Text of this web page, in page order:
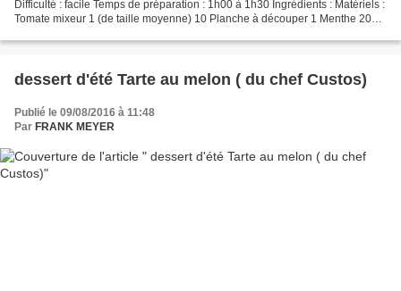
Difficulté : facile Temps de préparation : 1h00 à 1h30 Ingrédients : Matériels :
Tomate mixeur 1 (de taille moyenne) 10 Planche à découper 1 Menthe 20g
dessert d'été Tarte au melon ( du chef Custos)
Publié le 09/08/2016 à 11:48
Par FRANK MEYER